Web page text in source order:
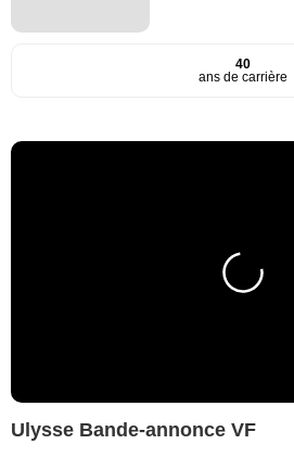
40
ans de carrière
Ulysse Bande-annonce VF